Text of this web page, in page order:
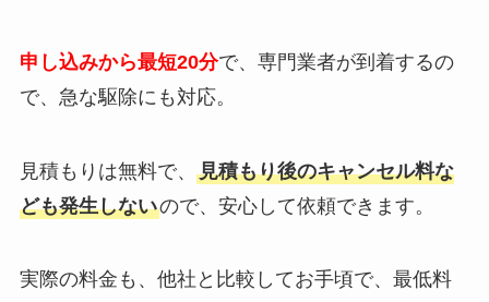
申し込みから最短20分で、専門業者が到着するの
で、急な駆除にも対応。
見積もりは無料で、 見積もり後のキャンセル料な
ども発生しないので、安心して依頼できます。
実際の料金も、他社と比較してお手頃で、最低料